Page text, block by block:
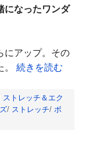
になったワンダ
にアップ。その
。 続きを読む
トレッチ＆エク
/ ストレッチ/ ボ